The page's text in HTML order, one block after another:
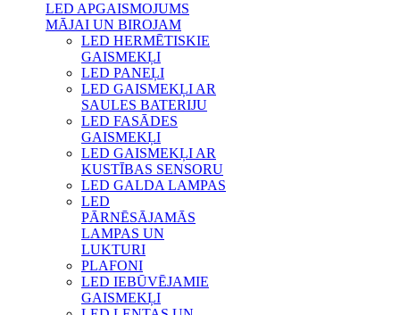
LED APGAISMOJUMS
MĀJAI UN BIROJAM
LED HERMĒTISKIE
GAISMEKĻI
LED PANEĻI
LED GAISMEKĻI AR
SAULES BATERIJU
LED FASĀDES
GAISMEKĻI
LED GAISMEKĻI AR
KUSTĪBAS SENSORU
LED GALDA LAMPAS
LED
PĀRNĒSĀJAMĀS
LAMPAS UN
LUKTURI
PLAFONI
LED IEBŪVĒJAMIE
GAISMEKĻI